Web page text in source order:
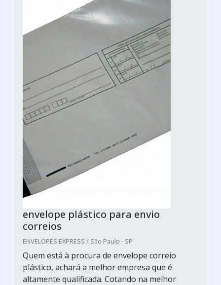
envelope plástico para envio
correios
ENVELOPES EXPRESS / São Paulo - SP
Quem está à procura de envelope correio
plástico, achará a melhor empresa que é
altamente qualificada. Cotando na melhor